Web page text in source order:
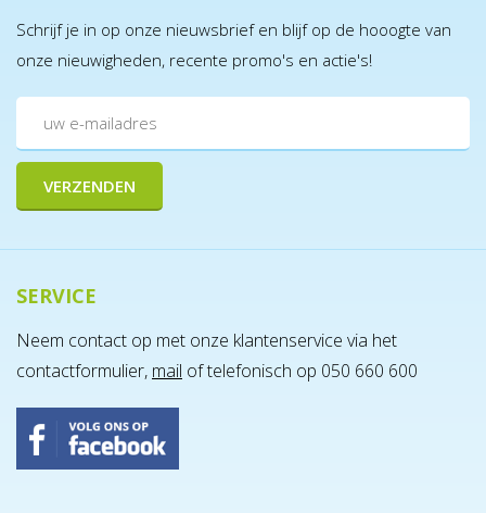
Schrijf je in op onze nieuwsbrief en blijf op de hooogte van
onze nieuwigheden, recente promo's en actie's!
SERVICE
Neem contact op met onze klantenservice via het
contactformulier, mail of telefonisch op 050 660 600